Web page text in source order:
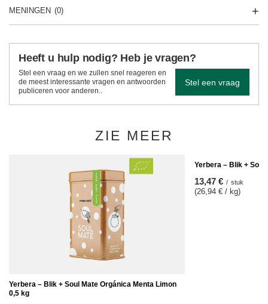
MENINGEN (0)
Heeft u hulp nodig? Heb je vragen?
Stel een vraag en we zullen snel reageren en
de meest interessante vragen en antwoorden
publiceren voor anderen..
Stel een vraag
ZIE MEER
Yerbera – Blik + Soul Mate Orgánica Menta Limon
0,5 kg
Yerbera – Blik +
13,47 € / stuk
(26,94 € / kg)